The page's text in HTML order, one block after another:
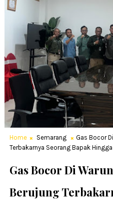
Home Semarang
Gas Bocor
Terbakarnya Seorang Bapak Hingga
Gas Bocor Di
Berujung